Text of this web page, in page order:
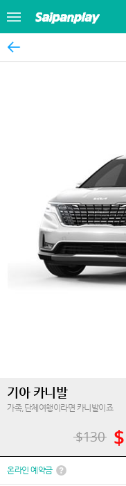
기아 카니발
가족,단체여행이라면 카니발이죠
$130 $
온라인 예약금